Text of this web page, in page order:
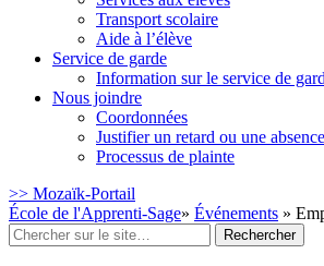
Transport scolaire
Aide à l’élève
Service de garde
Information sur le service de
Nous joindre
Coordonnées
Justifier un retard ou une absence
Processus de plainte
>> Mozaïk-Portail
École de l'Apprenti-Sage» Événements »
Rechercher
: